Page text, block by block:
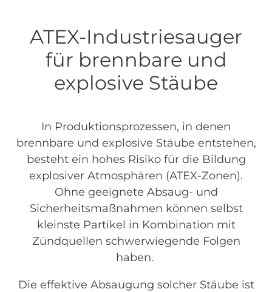
ATEX-Industriesauger
für brennbare und
explosive Stäube
In Produktionsprozessen, in denen
brennbare und explosive Stäube entstehen,
besteht ein hohes Risiko für die Bildung
explosiver Atmosphären (ATEX-Zonen).
Ohne geeignete Absaug- und
Sicherheitsmaßnahmen können selbst
kleinste Partikel in Kombination mit
Zündquellen schwerwiegende Folgen
haben.
Die effektive Absaugung solcher Stäube ist